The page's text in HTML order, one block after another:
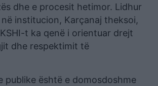
dhe e procesit hetimor. Lidhur
institucion, Karçanaj theksoi,
t ka qenë i orientuar drejt
dhe respektimit të
publike është e domosdoshme